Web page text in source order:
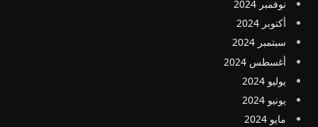
نوفمبر 2024
أكتوبر 2024
سبتمبر 2024
أغسطس 2024
يوليو 2024
يونيو 2024
مايو 2024